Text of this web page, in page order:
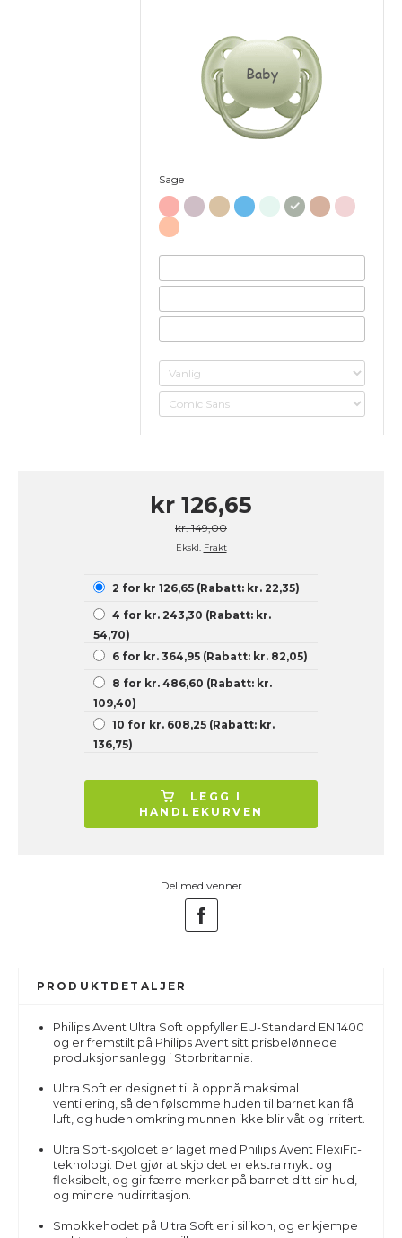
Baby
Sage
kr 126,65
kr. 149,00
Ekskl. Frakt
2 for kr 126,65 (Rabatt: kr. 22,35)
4 for kr. 243,30 (Rabatt: kr.
54,70)
6 for kr. 364,95 (Rabatt: kr. 82,05)
8 for kr. 486,60 (Rabatt: kr.
109,40)
10 for kr. 608,25 (Rabatt: kr.
136,75)
LEGG I
HANDLEKURVEN
Del med venner
PRODUKTDETALJER
Philips Avent Ultra Soft oppfyller EU-Standard EN 1400
og er fremstilt på Philips Avent sitt prisbelønnede
produksjonsanlegg i Storbritannia.
Ultra Soft er designet til å oppnå maksimal
ventilering, så den følsomme huden til barnet kan få
luft, og huden omkring munnen ikke blir våt og irritert.
Ultra Soft-skjoldet er laget med Philips Avent FlexiFit-
teknologi. Det gjør at skjoldet er ekstra mykt og
fleksibelt, og gir færre merker på barnet ditt sin hud,
og mindre hudirritasjon.
Smokkehodet på Ultra Soft er i silikon, og er kjempe